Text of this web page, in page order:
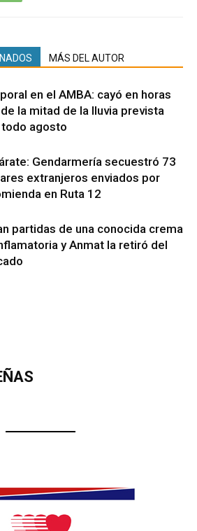
MÁS DEL AUTOR
en el AMBA: cayó en horas
la mitad de la lluvia prevista
todo agosto
Gendarmería secuestró 73
extranjeros enviados por
en Ruta 12
partidas de una conocida crema
y Anmat la retiró del